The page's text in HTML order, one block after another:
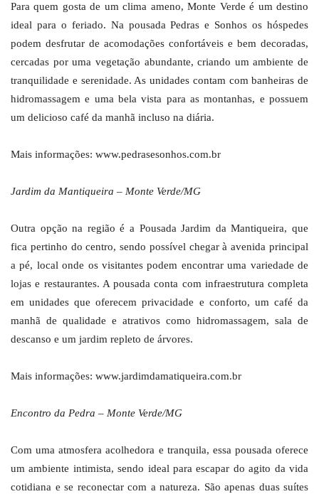
Para quem gosta de um clima ameno, Monte Verde é um destino
ideal para o feriado. Na pousada Pedras e Sonhos os hóspedes
podem desfrutar de acomodações confortáveis e bem decoradas,
cercadas por uma vegetação abundante, criando um ambiente de
tranquilidade e serenidade. As unidades contam com banheiras de
hidromassagem e uma bela vista para as montanhas, e possuem
um delicioso café da manhã incluso na diária.
Mais informações: www.pedrasesonhos.com.br
Jardim da Mantiqueira – Monte Verde/MG
Outra opção na região é a Pousada Jardim da Mantiqueira, que
fica pertinho do centro, sendo possível chegar à avenida principal
a pé, local onde os visitantes podem encontrar uma variedade de
lojas e restaurantes. A pousada conta com infraestrutura completa
em unidades que oferecem privacidade e conforto, um café da
manhã de qualidade e atrativos como hidromassagem, sala de
descanso e um jardim repleto de árvores.
Mais informações: www.jardimdamatiqueira.com.br
Encontro da Pedra – Monte Verde/MG
Com uma atmosfera acolhedora e tranquila, essa pousada oferece
um ambiente intimista, sendo ideal para escapar do agito da vida
cotidiana e se reconectar com a natureza. São apenas duas suítes